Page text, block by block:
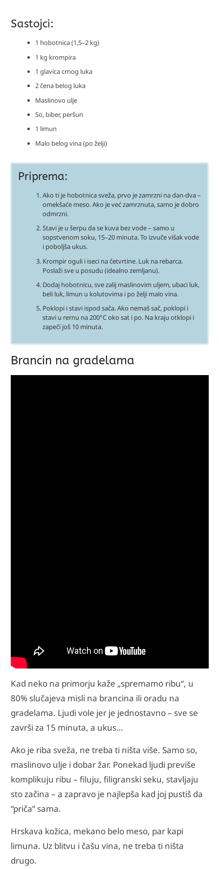
Sastojci:
1 hobotnica (1,5–2 kg)
1 kg krompira
1 glavica crnog luka
2 čena belog luka
Maslinovo ulje
So, biber, peršun
1 limun
Malo belog vina (po želji)
Priprema:
Ako ti je hobotnica sveža, prvo je zamrzni na dan-dva –
omekšaće meso. Ako je već zamrznuta, samo je dobro
odmrzni.
Stavi je u šerpu da se kuva bez vode – samo u
sopstvenom soku, 15–20 minuta. To izvuče višak vode
i poboljša ukus.
Krompir oguli i iseci na četvrtine. Luk na rebarca.
Poslaži sve u posudu (idealno zemljanu).
Dodaj hobotnicu, sve zalij maslinovim uljem, ubaci luk,
beli luk, limun u kolutovima i po želji malo vina.
Poklopi i stavi ispod sača. Ako nemaš sač, poklopi i
stavi u rernu na 200°C oko sat i po. Na kraju otklopi i
zapeči još 10 minuta.
Brancin na gradelama
Kad neko na primorju kaže „spremamo ribu“, u
80% slučajeva misli na brancina ili oradu na
gradelama. Ljudi vole jer je jednostavno – sve se
završi za 15 minuta, a ukus…
Ako je riba sveža, ne treba ti ništa više. Samo so,
maslinovo ulje i dobar žar. Ponekad ljudi previše
komplikuju ribu – filuju, filigranski seku, stavljaju
sto začina – a zapravo je najlepša kad joj pustiš da
“priča” sama.
Hrskava kožica, mekano belo meso, par kapi
limuna. Uz blitvu i čašu vina, ne treba ti ništa
drugo.